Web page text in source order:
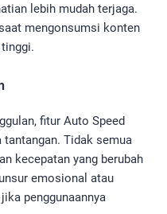
lebih mudah terjaga.
mengonsumsi konten
fitur Auto Speed
Tidak semua
kecepatan yang berubah
emosional atau
penggunaannya